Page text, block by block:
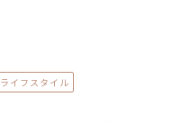
ライフスタイル